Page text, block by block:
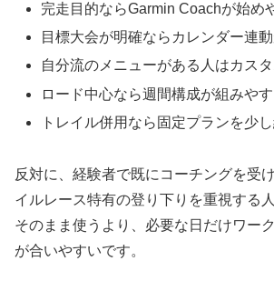
完走目的ならGarmin Coachが始め
目標大会が明確ならカレンダー連動
自分流のメニューがある人はカス
ロード中心なら週間構成が組みや
トレイル併用なら固定プランを少
反対に、経験者で既にコーチングを受
イルレース特有の登り下りを重視する
そのまま使うより、必要な日だけワー
が合いやすいです。